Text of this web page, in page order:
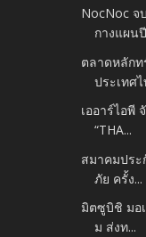
NocNoc จ
กางแผน
ตลาดหลักท
ประเทศไ
เออาร์ไอพี
“THA...
สมาคมปร
ภัย ครั้ง...
มิตซูบิชิ มอ
ม ส่งท...